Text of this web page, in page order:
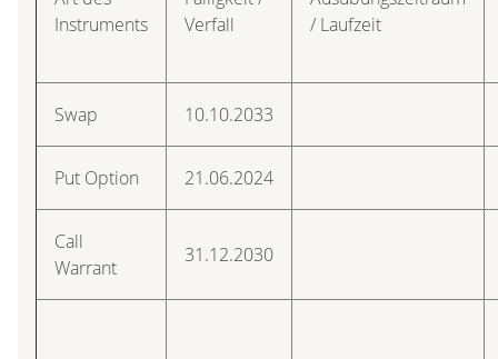
Instruments
Verfall
/ Laufzeit
Swap 10.10.2033
Put Option 21.06.2024
Call
Warrant
31.12.2030